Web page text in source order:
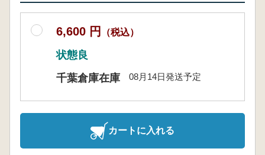
6,600 円 （税込）
状態良
千葉倉庫在庫
08月14日発送予定
カートに入れる